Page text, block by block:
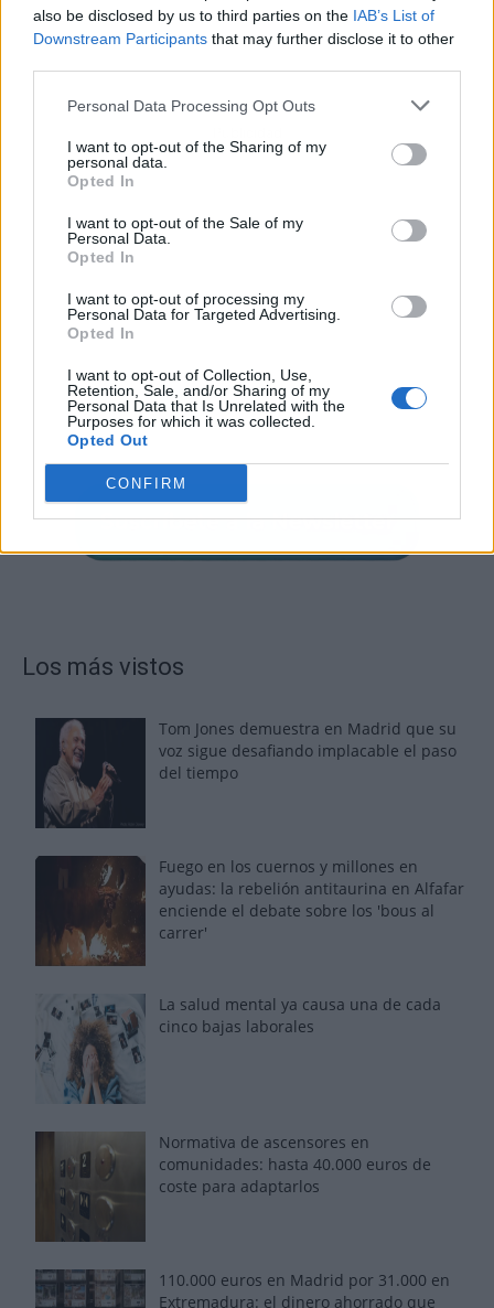
also be disclosed by us to third parties on the IAB’s List of
Downstream Participants that may further disclose it to other
Personal Data Processing Opt Outs
I want to opt-out of the Sharing of my
personal data.
Opted In
I want to opt-out of the Sale of my
Personal Data.
Opted In
I want to opt-out of processing my
Personal Data for Targeted Advertising.
Opted In
I want to opt-out of Collection, Use,
Retention, Sale, and/or Sharing of my
Personal Data that Is Unrelated with the
Purposes for which it was collected.
Opted Out
CONFIRM
Los más vistos
Tom Jones demuestra en Madrid que su
voz sigue desafiando implacable el paso
del tiempo
Fuego en los cuernos y millones en
ayudas: la rebelión antitaurina en Alfafar
enciende el debate sobre los 'bous al
carrer'
La salud mental ya causa una de cada
cinco bajas laborales
Normativa de ascensores en
comunidades: hasta 40.000 euros de
coste para adaptarlos
110.000 euros en Madrid por 31.000 en
Extremadura: el dinero ahorrado que